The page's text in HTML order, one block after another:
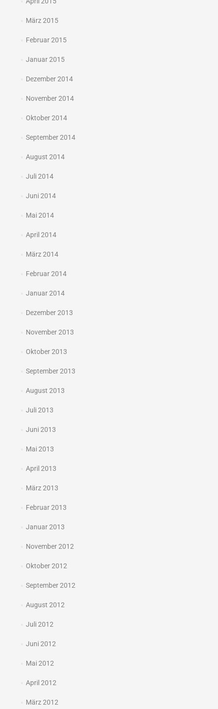
März 2015
Februar 2015
Januar 2015
Dezember 2014
November 2014
Oktober 2014
September 2014
August 2014
Juli 2014
Juni 2014
Mai 2014
April 2014
März 2014
Februar 2014
Januar 2014
Dezember 2013
November 2013
Oktober 2013
September 2013
August 2013
Juli 2013
Juni 2013
Mai 2013
April 2013
März 2013
Februar 2013
Januar 2013
November 2012
Oktober 2012
September 2012
August 2012
Juli 2012
Juni 2012
Mai 2012
April 2012
März 2012